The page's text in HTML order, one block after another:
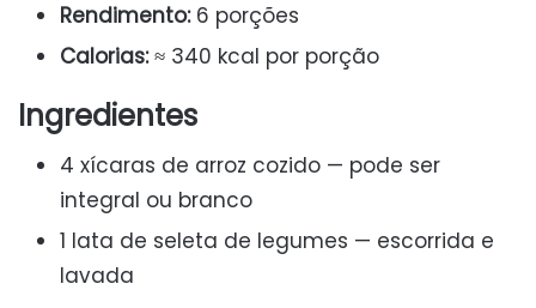
Rendimento:6 porções
Calorias:≈ 340 kcal por porção
Ingredientes
4 xícaras de arroz cozido — pode ser
integral ou branco
1 lata de seleta de legumes — escorrida e
lavada